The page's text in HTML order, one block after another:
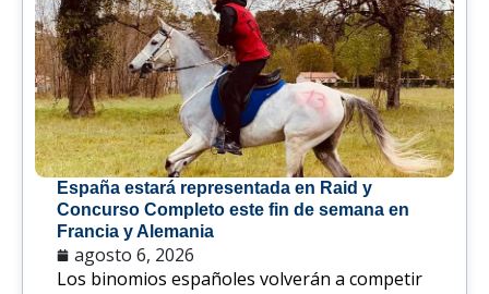
España estará representada en Raid y
Concurso Completo este fin de semana en
Francia y Alemania
agosto 6, 2026
Los binomios españoles volverán a competir